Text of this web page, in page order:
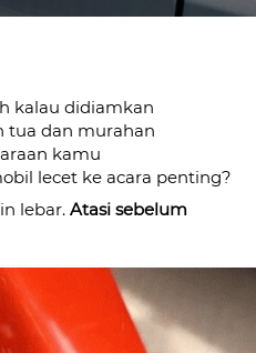
kalau didiamkan
tua dan murahan
kamu
lecet ke acara penting?
lebar. Atasi sebelum